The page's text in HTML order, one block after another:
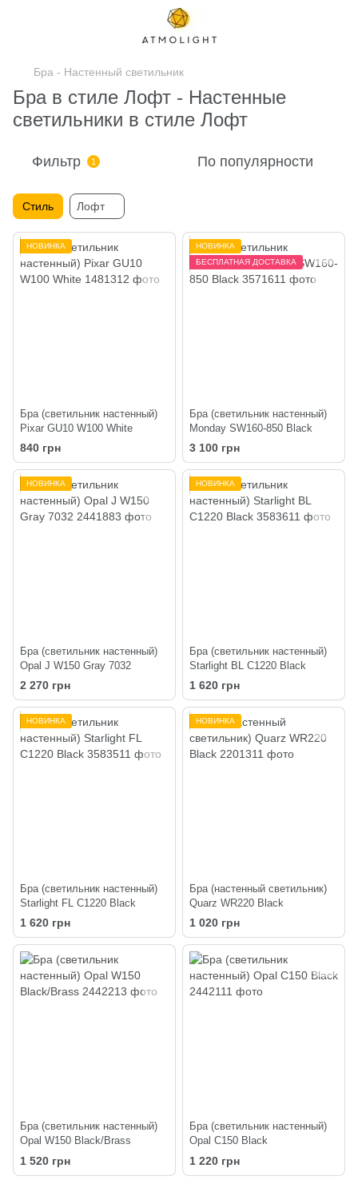
Бра - Настенный светильник
Бра в стиле Лофт - Настенные
светильники в стиле Лофт
Фильтр 1 По популярности
Стиль Лофт
НОВИНКА
Бра (светильник настенный)
Pixar GU10 W100 White
840 грн
НОВИНКА
БЕСПЛАТНАЯ ДОСТАВКА
Бра (светильник настенный)
Monday SW160-850 Black
3 100 грн
НОВИНКА
Бра (светильник настенный)
Opal J W150 Gray 7032
2 270 грн
НОВИНКА
Бра (светильник настенный)
Starlight BL C1220 Black
1 620 грн
НОВИНКА
Бра (светильник настенный)
Starlight FL C1220 Black
1 620 грн
НОВИНКА
Бра (настенный светильник)
Quarz WR220 Black
1 020 грн
Бра (светильник настенный)
Opal W150 Black/Brass
1 520 грн
Бра (светильник настенный)
Opal C150 Black
1 220 грн